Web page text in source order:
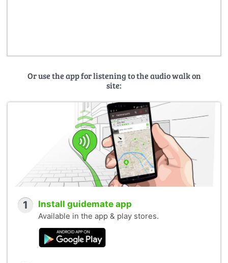
Or use the app for listening to the audio walk on
site:
1 Install guidemate app
Available in the app & play stores.